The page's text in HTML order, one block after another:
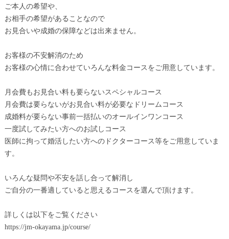
ご本人の希望や、
お相手の希望があることなので
お見合いや成婚の保障などは出来ません。
お客様の不安解消のため
お客様の心情に合わせていろんな料金コースをご用意しています。
月会費もお見合い料も要らないスペシャルコース
月会費は要らないがお見合い料が必要なドリームコース
成婚料が要らない事前一括払いのオールインワンコース
一度試してみたい方へのお試しコース
医師に拘って婚活したい方へのドクターコース等をご用意していま
す。
いろんな疑問や不安を話し合って解消し
ご自分の一番適していると思えるコースを選んで頂けます。
詳しくは以下をご覧ください
https://jm-okayama.jp/course/